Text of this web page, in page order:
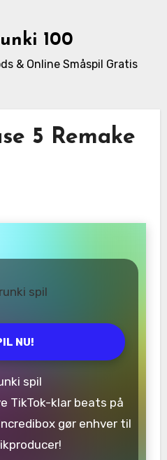
100
& Online Småspil Gratis
5 Remake
NU!
spil
TikTok-klar beats på
gør enhver til